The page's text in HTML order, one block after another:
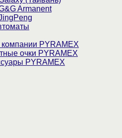
Armanent
PYRAMEX
очки PYRAMEX
PYRAMEX